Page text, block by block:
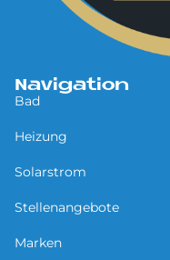
Navigation
Bad
Heizung
Solarstrom
Stellenangebote
Marken